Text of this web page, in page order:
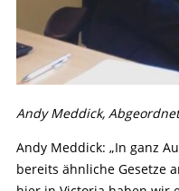
Andy Meddick,
Andy Meddick: „In ganz
bereits ähnliche Gesetze